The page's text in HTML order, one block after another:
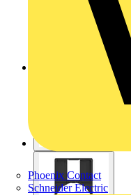
Phoenix Contact
Schneider Electric